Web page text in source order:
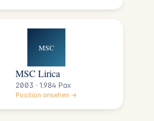
MSC
MSC Lirica
2003 · 1.984 Pax
Position ansehen →